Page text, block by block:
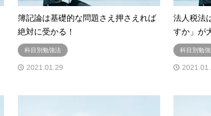
簿記論は基礎的な問題さえ押さえれば
絶対に受かる！
科目別勉強法
2021.01.29
法人税法
すか」が
科目別勉